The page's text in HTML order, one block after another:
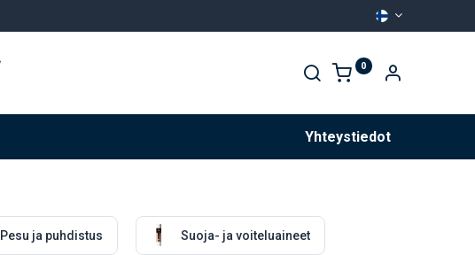
0
Yhteystiedot
Pesu ja puhdistus Suoja- ja voiteluaineet